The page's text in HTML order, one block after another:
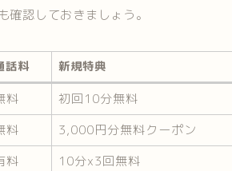
認しておきましょう。
話料
新規特典
話料 新規特典
料
初回10分無料
料
3,000円分無料クーポン
料
10分x3回無料